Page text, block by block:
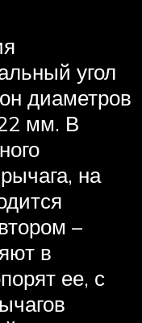
угол
диаметров
мм. В
на
–
в
ее, с